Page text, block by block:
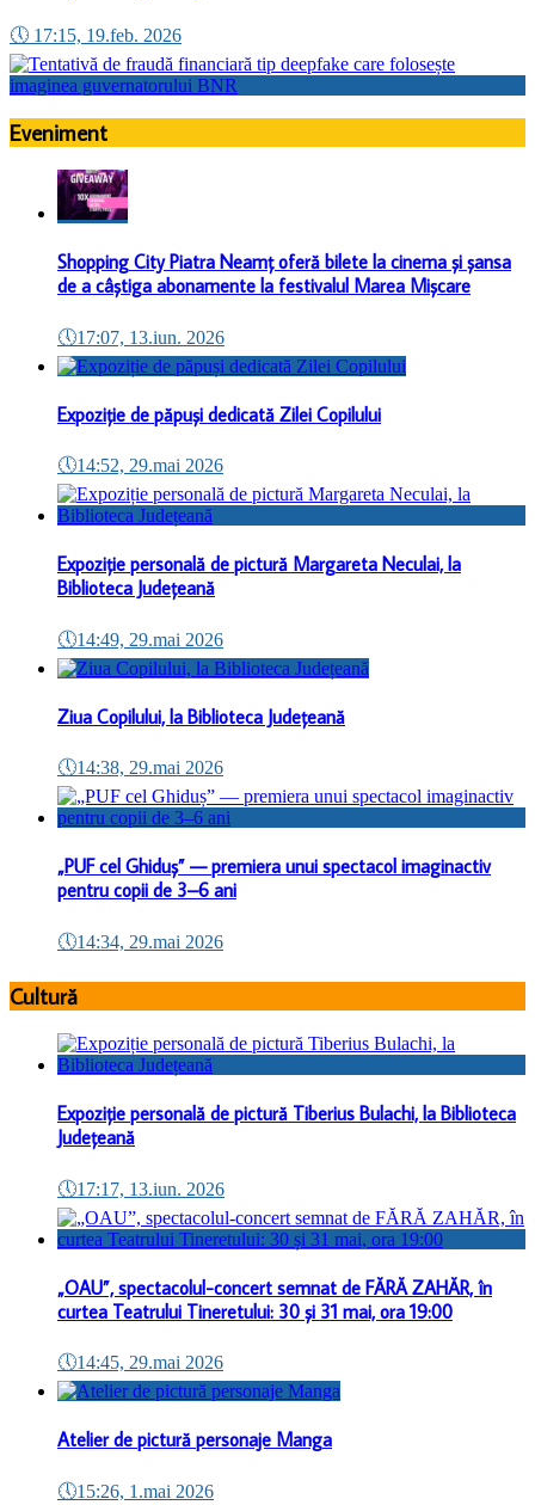
🕔 17:15, 19.feb. 2026
Eveniment
Shopping City Piatra Neamț oferă bilete la cinema și șansa
de a câștiga abonamente la festivalul Marea Mișcare
🕔17:07, 13.iun. 2026
Expoziție de păpuși dedicată Zilei Copilului
🕔14:52, 29.mai 2026
Expoziție personală de pictură Margareta Neculai, la
Biblioteca Județeană
🕔14:49, 29.mai 2026
Ziua Copilului, la Biblioteca Județeană
🕔14:38, 29.mai 2026
„PUF cel Ghiduș” — premiera unui spectacol imaginactiv
pentru copii de 3–6 ani
🕔14:34, 29.mai 2026
Cultură
Expoziție personală de pictură Tiberius Bulachi, la Biblioteca
Județeană
🕔17:17, 13.iun. 2026
„OAU”, spectacolul-concert semnat de FĂRĂ ZAHĂR, în
curtea Teatrului Tineretului: 30 și 31 mai, ora 19:00
🕔14:45, 29.mai 2026
Atelier de pictură personaje Manga
🕔15:26, 1.mai 2026